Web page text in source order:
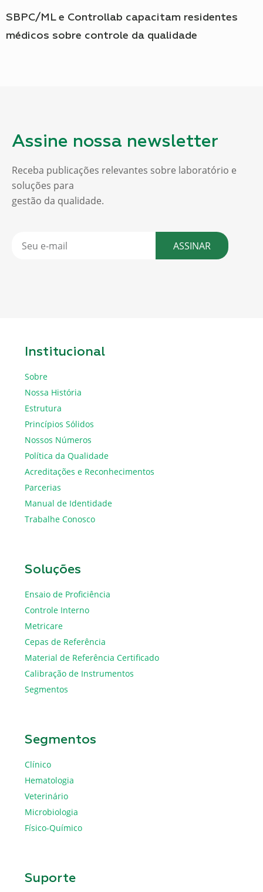
SBPC/ML e Controllab capacitam residentes
médicos sobre controle da qualidade
Assine nossa newsletter
Receba publicações relevantes sobre laboratório e
soluções para
gestão da qualidade.
ASSINAR
Institucional
Sobre
Nossa História
Estrutura
Princípios Sólidos
Nossos Números
Política da Qualidade
Acreditações e Reconhecimentos
Parcerias
Manual de Identidade
Trabalhe Conosco
Soluções
Ensaio de Proficiência
Controle Interno
Metricare
Cepas de Referência
Material de Referência Certificado
Calibração de Instrumentos
Segmentos
Segmentos
Clínico
Hematologia
Veterinário
Microbiologia
Físico-Químico
Suporte